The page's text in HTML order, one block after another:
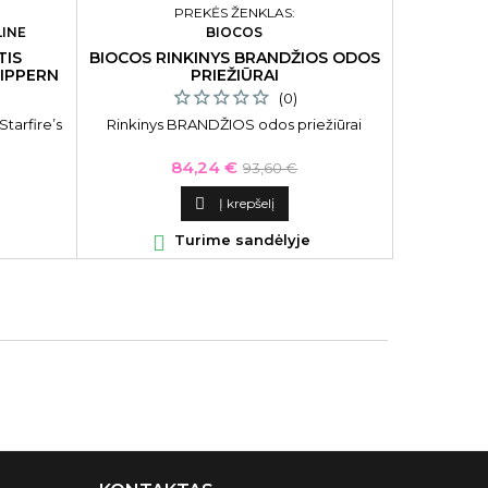
PREKĖS ŽENKLAS:
BIOCOS
BIOCOS RINKINYS BRANDŽIOS ODOS
PRIEŽIŪRAI
(0)
Rinkinys BRANDŽIOS odos priežiūrai
Kaina
84,24 € Bazinė
kaina
93,60 €
 Į krepšelį
 Turime sandėlyje